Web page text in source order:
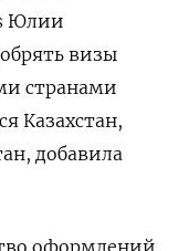
Юлии
визы
странами
Казахстан,
добавила
оформлений